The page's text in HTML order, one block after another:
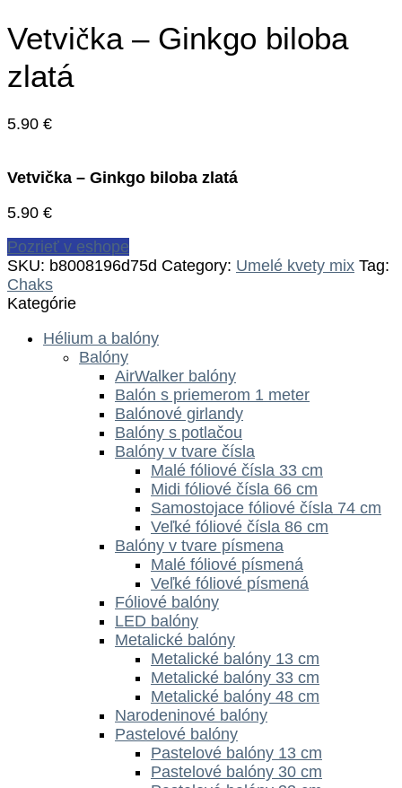
Vetvička – Ginkgo biloba
zlatá
5.90 €
Vetvička – Ginkgo biloba zlatá
5.90 €
Pozrieť v eshope
SKU: b8008196d75d Category: Umelé kvety mix Tag:
Chaks
Kategórie
Hélium a balóny
Balóny
AirWalker balóny
Balón s priemerom 1 meter
Balónové girlandy
Balóny s potlačou
Balóny v tvare čísla
Malé fóliové čísla 33 cm
Midi fóliové čísla 66 cm
Samostojace fóliové čísla 74 cm
Veľké fóliové čísla 86 cm
Balóny v tvare písmena
Malé fóliové písmená
Veľké fóliové písmená
Fóliové balóny
LED balóny
Metalické balóny
Metalické balóny 13 cm
Metalické balóny 33 cm
Metalické balóny 48 cm
Narodeninové balóny
Pastelové balóny
Pastelové balóny 13 cm
Pastelové balóny 30 cm